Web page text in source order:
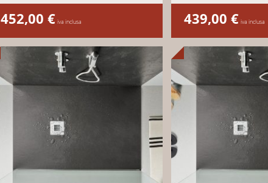
452,00 € iva inclusa 439,00 € iva inclusa